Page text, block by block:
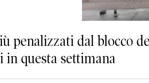
penalizzati dal blocco
questa settimana